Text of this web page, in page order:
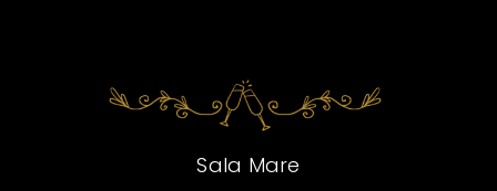
Sala Mare